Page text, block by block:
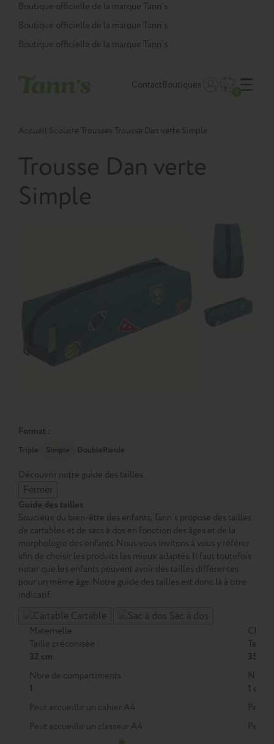
Panneau de gestion des cookies
Boutique officielle de la marque Tann’s
Boutique officielle de la marque Tann’s
Boutique officielle de la marque Tann’s
ContactBoutiques
Accueil Scolaire Trousses Trousse Dan verte Simple
Trousse Dan verte
Simple
Format :
Triple Simple DoubleRonde
Découvrir notre guide des tailles
Fermer
Guide des tailles
Soucieux du bien-être des enfants, Tann’s propose des tailles
de cartables et de sacs à dos en fonction des âges et de la
morphologie des enfants. Nous vous invitons à vous y référer
afin de choisir les produits les mieux adaptés. Il faut toutefois
noter que les enfants peuvent avoir des tailles différentes
pour un même âge. Notre guide des tailles est donc là à titre
indicatif.
Cartable Sac à dos
Maternelle
Taille préconisée :
32 cm
Nbre de compartiments :
1
Peut accueillir un cahier A4
Peut accueillir un classeur A4
CP
Taille
35 cm
Nbre
1 ou 2
Peut
Peut